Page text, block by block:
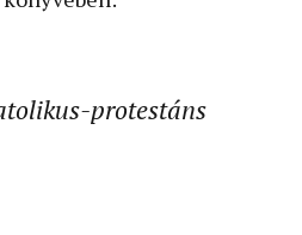
protestáns